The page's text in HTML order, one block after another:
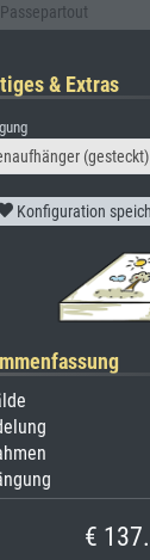
& Extras
(gesteckt)
Konfiguration
€